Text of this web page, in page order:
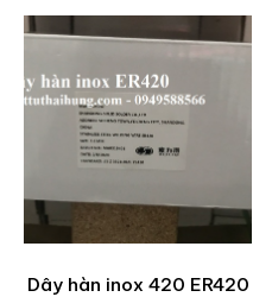
Dây hàn inox 420 ER420